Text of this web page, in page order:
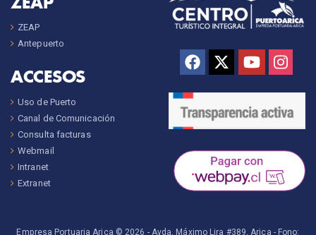
ZEAP
Antepuerto
ACCESOS
Uso de Puerto
Canal de Comunicación
Consulta facturas
Webmail
Intranet
Extranet
Empresa Portuaria Arica © 2026 - Avda. Máximo Lira #389, Arica - Fono: